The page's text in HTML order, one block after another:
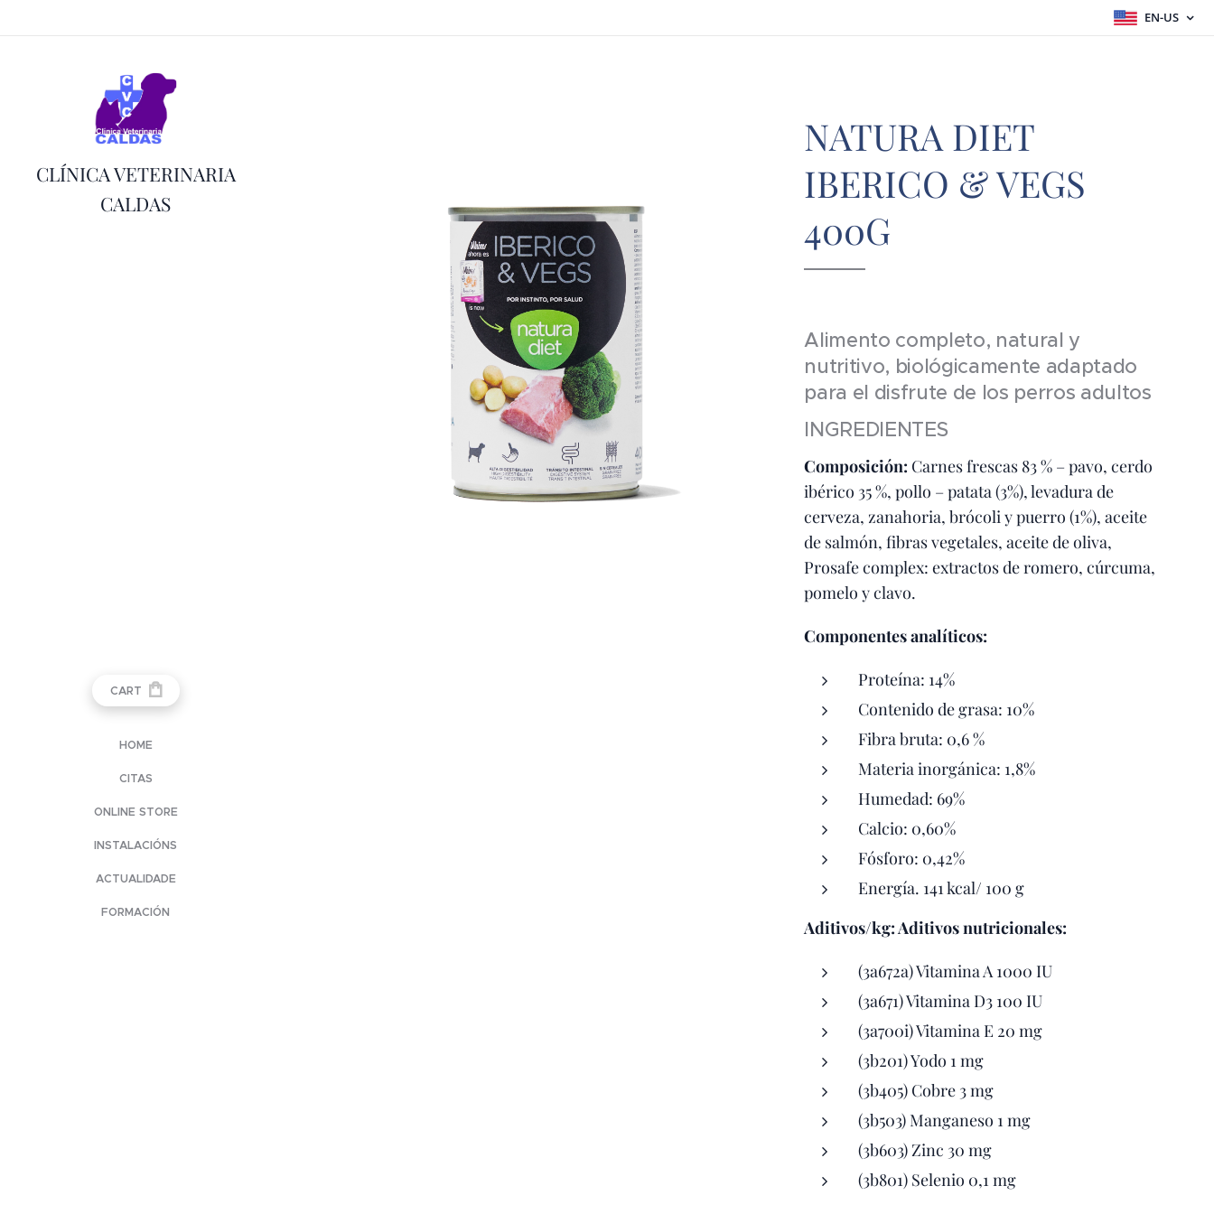
EN-US
CLÍNICA VETERINARIA
CALDAS
CART
HOME
CITAS
ONLINE STORE
INSTALACIÓNS
ACTUALIDADE
FORMACIÓN
NATURA DIET
IBERICO & VEGS
400G
Alimento completo, natural y
nutritivo, biológicamente adaptado
para el disfrute de los perros adultos
INGREDIENTES
Composición: Carnes frescas 83 % – pavo, cerdo
ibérico 35 %, pollo – patata (3%), levadura de
cerveza, zanahoria, brócoli y puerro (1%), aceite
de salmón, fibras vegetales, aceite de oliva,
Prosafe complex: extractos de romero, cúrcuma,
pomelo y clavo.
Componentes analíticos:
Proteína: 14%
Contenido de grasa: 10%
Fibra bruta: 0,6 %
Materia inorgánica: 1,8%
Humedad: 69%
Calcio: 0,60%
Fósforo: 0,42%
Energía. 141 kcal/ 100 g
Aditivos/kg: Aditivos nutricionales:
(3a672a) Vitamina A 1000 IU
(3a671) Vitamina D3 100 IU
(3a700i) Vitamina E 20 mg
(3b201) Yodo 1 mg
(3b405) Cobre 3 mg
(3b503) Manganeso 1 mg
(3b603) Zinc 30 mg
(3b801) Selenio 0,1 mg